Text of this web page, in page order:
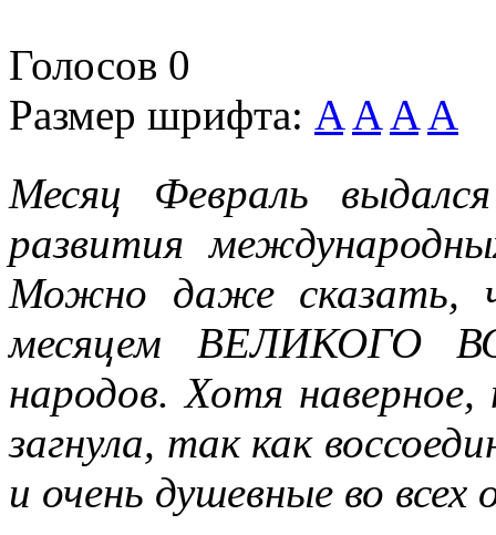
Голосов 0
Размер шрифта: A A A A
Месяц Февраль
развития
Можно даже сказать,
месяцем ВЕЛИКОГО
народов. Хотя
загнула, так как
и очень душевные во